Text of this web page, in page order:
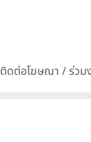
ติดต่อโฆษณา / ร่วม